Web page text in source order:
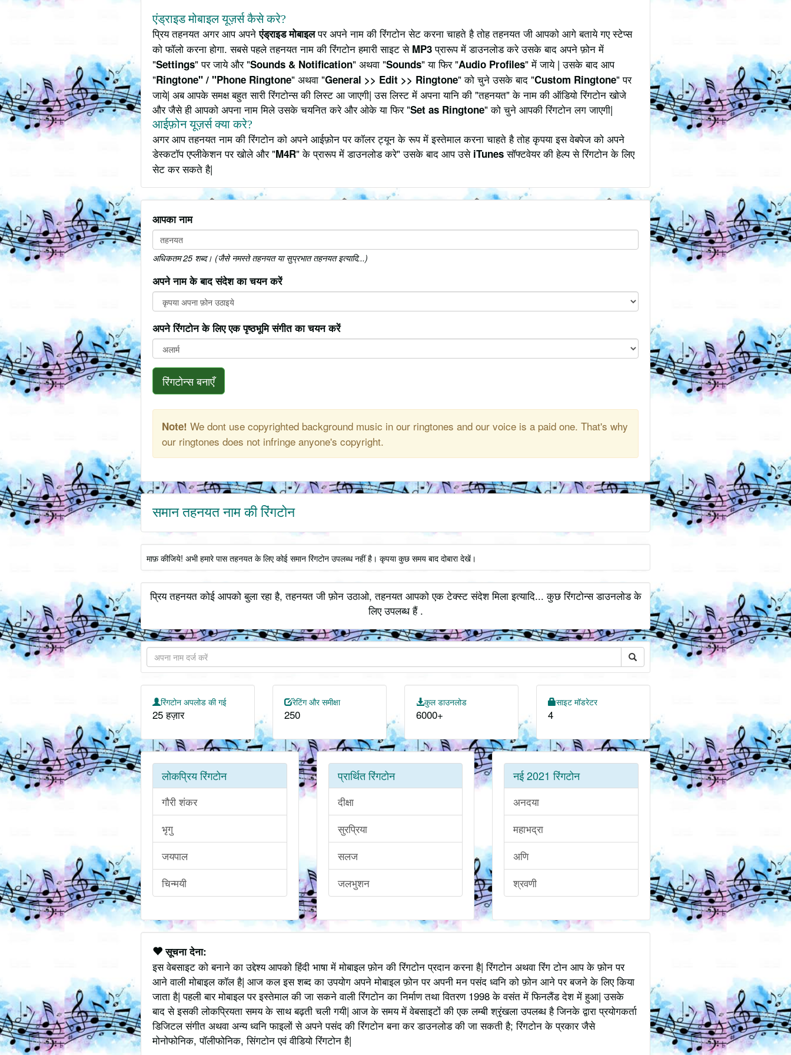
एंड्राइड मोबाइल यूज़र्स कैसे करे?
प्रिय तहनयत अगर आप अपनेएंड्राइड मोबाइलपर अपने नाम की रिंगटोन सेट करना चाहते है तोह तहनयत जी आपको आगे बताये गए स्टेप्स
को फॉलो करना होगा. सबसे पहले तहनयत नाम की रिंगटोन हमारी साइट से MP3प्रारूप में डाउनलोड करे उसके बाद अपने फ़ोन में
"Settings" पर जाये और "Sounds & Notification" अथवा "Sounds" या फिर "Audio Profiles" में जाये | उसके बाद आप
"Ringtone" / "Phone Ringtone" अथवा "General >> Edit >> Ringtone" को चुने उसके बाद "Custom Ringtone" पर
जाये| अब आपके समक्ष बहुत सारी रिंगटोन्स की लिस्ट आ जाएगी| उस लिस्ट में अपना यानि की "तहनयत" के नाम की ऑडियो रिंगटोन खोजे
और जैसे ही आपको अपना नाम मिले उसके चयनित करे और ओके या फिर "Set as Ringtone" को चुने आपकी रिंगटोन लग जाएगी|
आईफ़ोन यूज़र्स क्या करे?
अगर आप तहनयत नाम की रिंगटोन को अपने आईफ़ोन पर कॉलर ट्यून के रूप में इस्तेमाल करना चाहते है तोह कृपया इस वेबपेज को अपने
डेस्कटॉप एप्लीकेशन पर खोले और "M4R" के प्रारूप में डाउनलोड करे" उसके बाद आप उसे iTunesसॉफ्टवेयर की हेल्प से रिंगटोन के लिए
सेट कर सकते है|
आपका नाम
अधिकतम 25 शब्द। (जैसे नमस्ते तहनयत या सुप्रभात तहनयत इत्यादि...)
अपने नाम के बाद संदेश का चयन करें
अपने रिंगटोन के लिए एक पृष्ठभूमि संगीत का चयन करें
रिंगटोन्स बनाएँ
Note! We dont use copyrighted background music in our ringtones and our voice is a paid one. That's why
our ringtones does not infringe anyone's copyright.
समान तहनयत नाम की रिंगटोन
माफ़ कीजिये! अभी हमारे पास तहनयत के लिए कोई समान रिंगटोन उपलब्ध नहीं है। कृपया कुछ समय बाद दोबारा देखें।
प्रिय तहनयत कोई आपको बुला रहा है, तहनयत जी फ़ोन उठाओ, तहनयत आपको एक टेक्स्ट संदेश मिला इत्यादि... कुछ रिंगटोन्स डाउनलोड के
लिए उपलब्ध हैं .
रिंगटोन अपलोड की गई
25 हज़ार
रेटिंग और समीक्षा
250
कुल डाउनलोड
6000+
साइट मॉडरेटर
4
लोकप्रिय रिंगटोन
गौरी शंकर
भृगु
जयपाल
चिन्मयी
प्रार्थित रिंगटोन
दीक्षा
सुरप्रिया
सलज
जलभुशन
नई 2021 रिंगटोन
अनदया
महाभद्रा
अणि
श्रवणी
सूचना देना:
इस वेबसाइट को बनाने का उद्देश्य आपको हिंदी भाषा में मोबाइल फ़ोन की रिंगटोन प्रदान करना है| रिंगटोन अथवा रिंग टोन आप के फ़ोन पर
आने वाली मोबाइल कॉल है| आज कल इस शब्द का उपयोग अपने मोबाइल फ़ोन पर अपनी मन पसंद ध्वनि को फ़ोन आने पर बजने के लिए किया
जाता है| पहली बार मोबाइल पर इस्तेमाल की जा सकने वाली रिंगटोन का निर्माण तथा वितरण 1998 के वसंत में फिनलैंड देश में हुआ| उसके
बाद से इसकी लोकप्रियता समय के साथ बढ़ती चली गयी| आज के समय में वेबसाइटों की एक लम्बी श्रृंखला उपलब्ध है जिनके द्वारा प्रयोगकर्ता
डिजिटल संगीत अथवा अन्य ध्वनि फाइलों से अपने पसंद की रिंगटोन बना कर डाउनलोड की जा सकती है; रिंगटोन के प्रकार जैसे
मोनोफोनिक, पॉलीफोनिक, सिंगटोन एवं वीडियो रिंगटोन है|